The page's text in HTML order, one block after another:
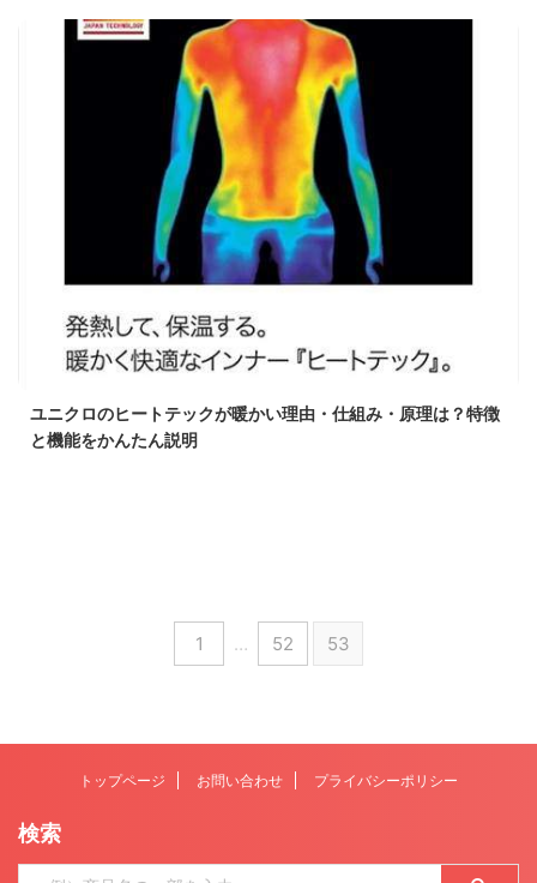
ユニクロのヒートテックが暖かい理由・仕組み・原理は？特徴
と機能をかんたん説明
1 … 52 53
トップページ お問い合わせ プライバシーポリシー
検索